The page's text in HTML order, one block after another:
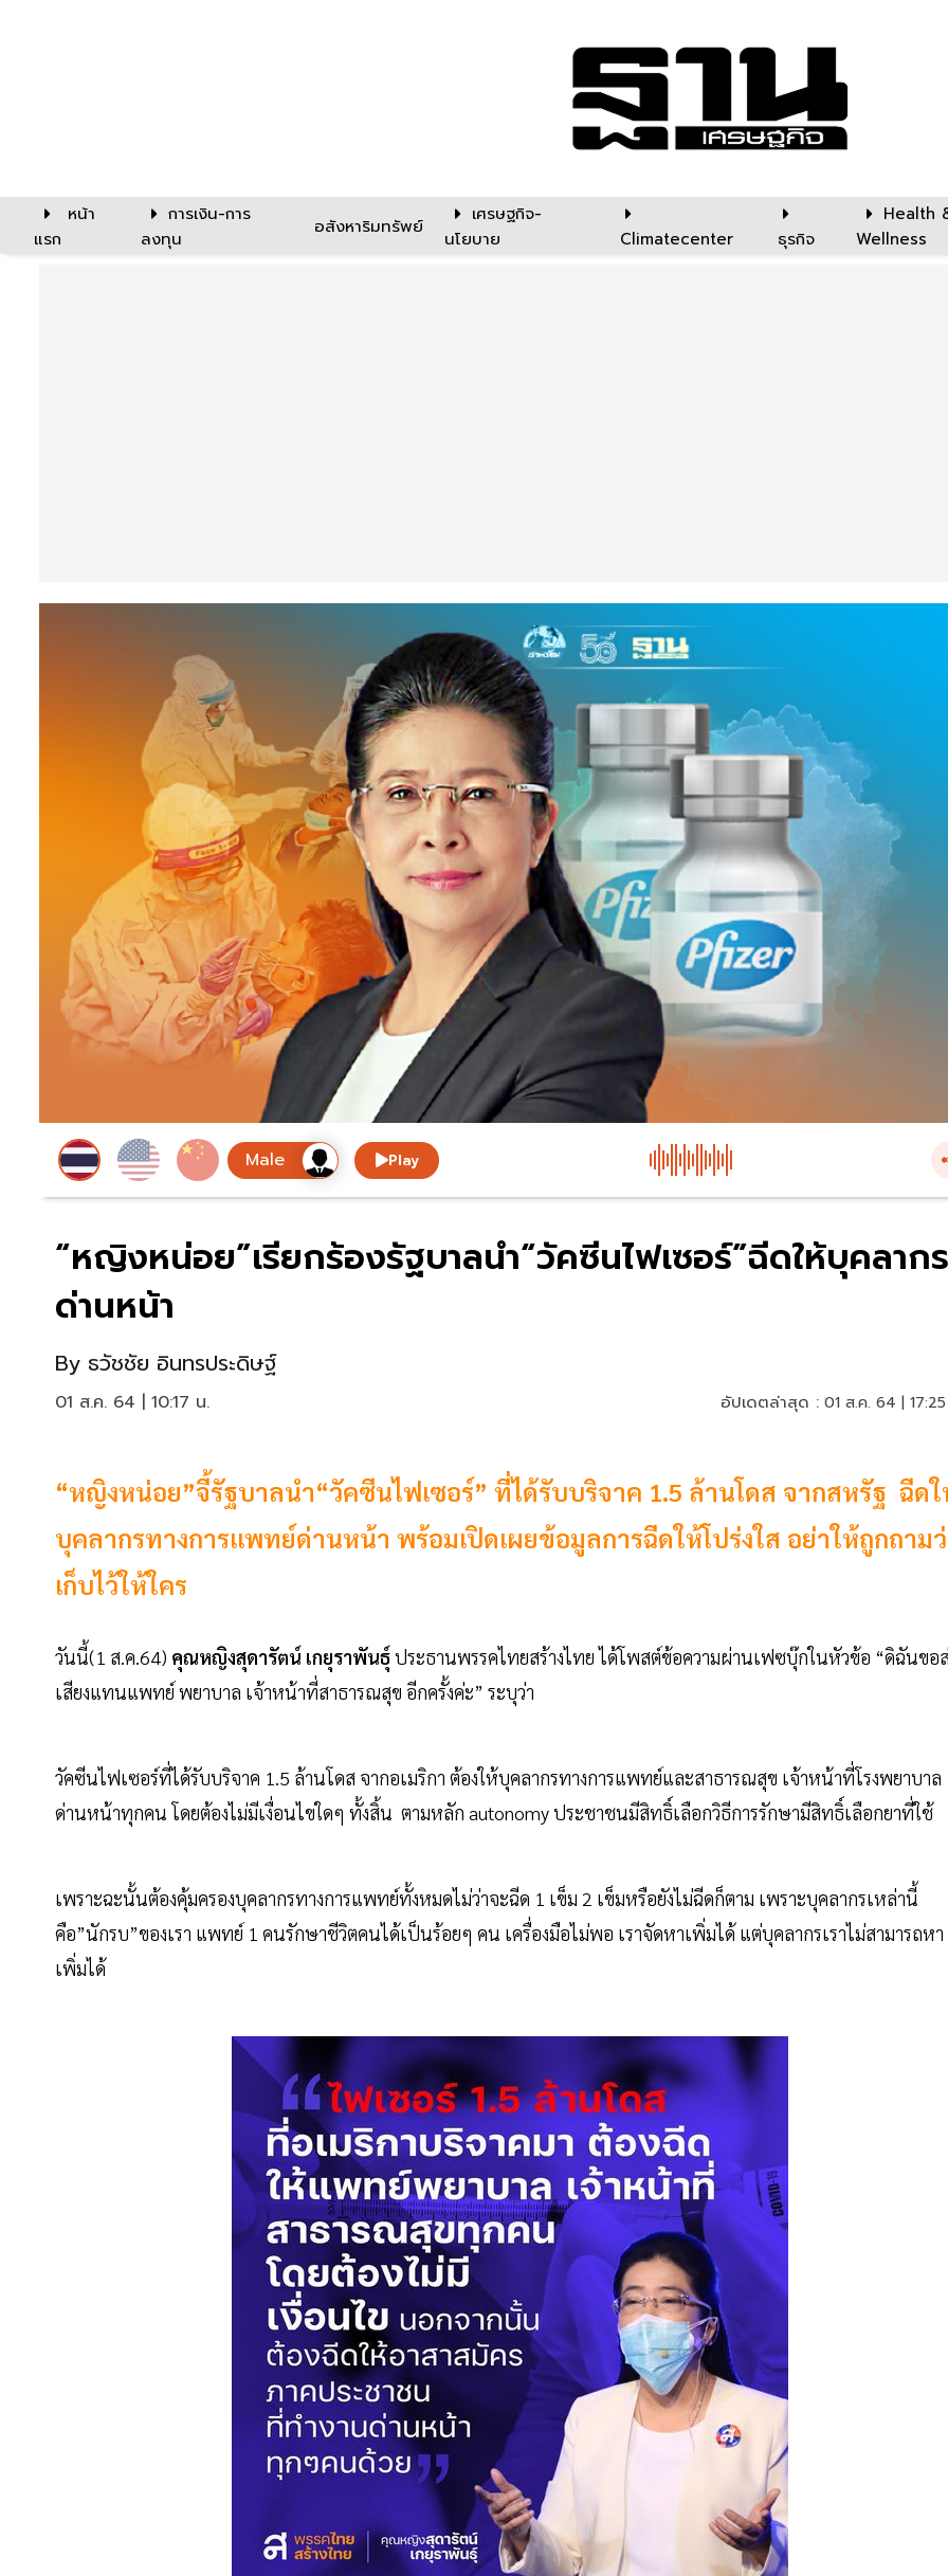
หน้า
แรก
การเงิน-การ
ลงทุน
อสังหาริมทรัพย์
เศรษฐกิจ-
นโยบาย
Climatecenter ธุรกิจ
Health
Wellness
Play
“หญิงหน่อย”เรียกร้องรัฐบาลนำ“วัคซีนไฟเซอร์”ฉีดให้บุคลากร
ด่านหน้า
By ธวัชชัย อินทรประดิษฐ์
01 ส.ค. 64 | 10:17 น. อัปเดตล่าสุด : 01 ส.ค. 64 |
“หญิงหน่อย”จี้รัฐบาลนำ“วัคซีนไฟเซอร์” ที่ได้รับบริจาค 1.5 ล้านโดส จากสหรัฐ ฉีด
บุคลากรทางการแพทย์ด่านหน้า พร้อมเปิดเผยข้อมูลการฉีดให้โปร่งใส อย่าให้ถูกถาม
เก็บไว้ให้ใคร
วันนี้(1 ส.ค.64) คุณหญิงสุดารัตน์ เกยุราพันธุ์ประธานพรรคไทยสร้างไทย ได้โพสต์ข้อความผ่านเฟซบุ๊กในหัวข้อ “ดิฉันขอ
เสียงแทนแพทย์ พยาบาล เจ้าหน้าที่สาธารณสุข อีกครั้งค่ะ” ระบุว่า
วัคซีนไฟเซอร์ที่ได้รับบริจาค 1.5 ล้านโดส จากอเมริกา ต้องให้บุคลากรทางการแพทย์และสาธารณสุข เจ้าหน้าที่โรงพยาบาล
ด่านหน้าทุกคน โดยต้องไม่มีเงื่อนไขใดๆ ทั้งสิ้น ตามหลัก autonomy ประชาชนมีสิทธิ์เลือกวิธีการรักษามีสิทธิ์เลือกยาที่ใช้
เพราะฉะนั้นต้องคุ้มครองบุคลากรทางการแพทย์ทั้งหมดไม่ว่าจะฉีด 1 เข็ม 2 เข็มหรือยังไม่ฉีดก็ตาม เพราะบุคลากรเหล่านี้
คือ”นักรบ”ของเรา แพทย์ 1 คนรักษาชีวิตคนได้เป็นร้อยๆ คน เครื่องมือไม่พอ เราจัดหาเพิ่มได้ แต่บุคลากรเราไม่สามารถหา
เพิ่มได้